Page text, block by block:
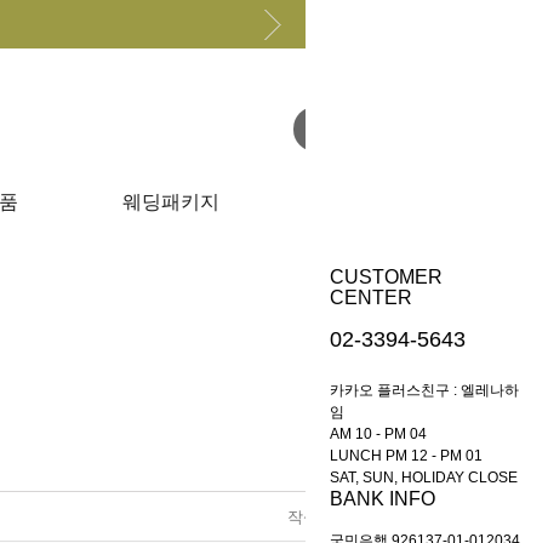
CUSTOMER
CENTER
02-3394-5643
카카오 플러스친구 : 엘레나하
임
AM 10 - PM 04
LUNCH PM 12 - PM 01
SAT, SUN, HOLIDAY CLOSE
BANK INFO
웨딩패키지
작성자